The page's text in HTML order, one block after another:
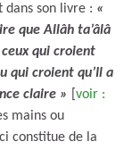
dans son livre : «
que Allâh ta’âlâ
ceux qui croient
qui croient qu’Il a
claire »
voir :
mains ou
constitue de la